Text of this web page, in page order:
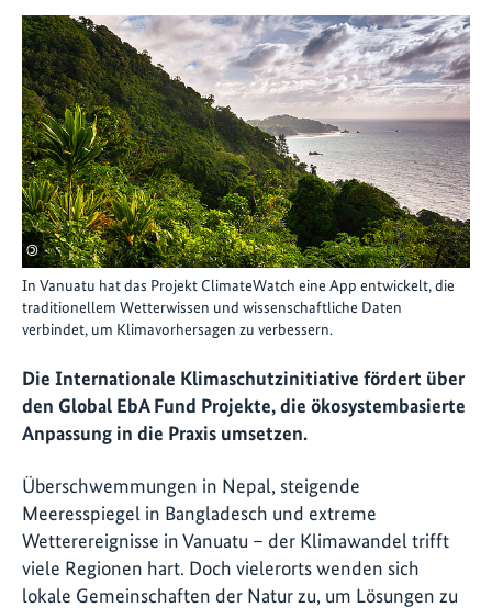
©
In Vanuatu hat das Projekt ClimateWatch eine App entwickelt, die
traditionellem Wetterwissen und wissenschaftliche Daten
verbindet, um Klimavorhersagen zu verbessern.
Die Internationale Klimaschutzinitiative fördert über
den Global EbA Fund Projekte, die ökosystembasierte
Anpassung in die Praxis umsetzen.
Überschwemmungen in Nepal, steigende
Meeresspiegel in Bangladesch und extreme
Wetterereignisse in Vanuatu – der Klimawandel trifft
viele Regionen hart. Doch vielerorts wenden sich
lokale Gemeinschaften der Natur zu, um Lösungen zu